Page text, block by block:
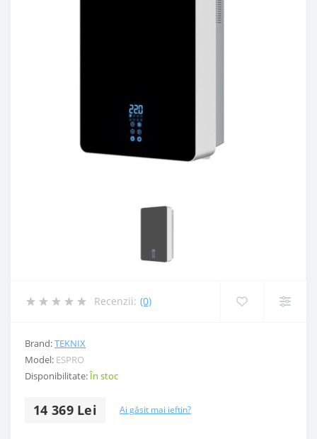
Recenzii: (0)
Brand:TEKNIX
Model: ESPRO
Disponibilitate:În stoc
14 369 Lei Ai găsit mai ieftin?